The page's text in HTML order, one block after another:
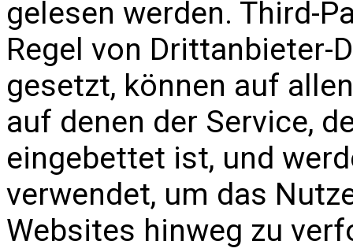
gelesen werden. Third-
Regel von Drittanbieter-
gesetzt, können auf
auf denen der Service,
eingebettet ist, und
verwendet, um das
Websites hinweg zu